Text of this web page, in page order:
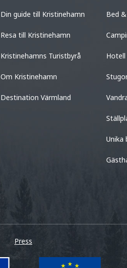
Din guide till Kristinehamn
Resa till Kristinehamn
Kristinehamns Turistbyrå
Om Kristinehamn
Destination Värmland
Bed
Unika
Press